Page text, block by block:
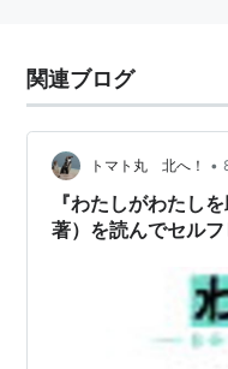
関連ブログ
トマト丸 北へ！ •
『わたしがわたし
著）を読んでセル